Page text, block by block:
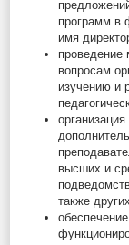
программ в
имя
проведение
вопросам
изучению и
высших и
также